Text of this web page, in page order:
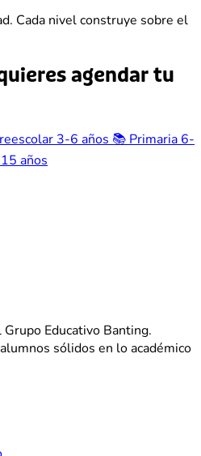
Cada nivel construye sobre el
agendar tu
3-6 años 📚 Primaria 6-
años
Educativo Banting.
sólidos en lo académico